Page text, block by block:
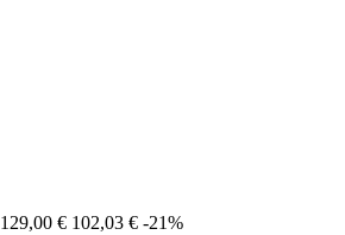
129,00 € 102,03 € -21%